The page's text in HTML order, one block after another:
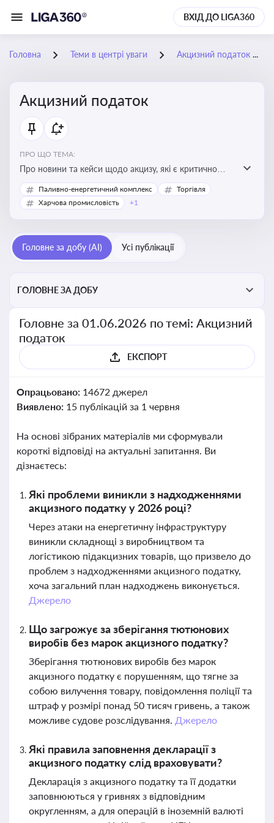
ВХІД ДО LIGA360
Головна Теми в центрі уваги Акцизний податок
Акцизний податок
ПРО ЩО ТЕМА:
Про новини та кейси щодо акцизу, які є критично
важливим для підприємств, які імпортують,
виробляють або реалізують підакцизну продукцію, з
Паливно-енергетичний комплекс
Торгівля
Харчова промисловість
+1
Головне за добу (AI) Усі публікації
ГОЛОВНЕ ЗА ДОБУ
Головне за 01.06.2026 по темі: Акцизний
податок
ЕКСПОРТ
Опрацьовано: 14672 джерел
Виявлено: 15 публікацій за 1 червня
На основі зібраних матеріалів ми сформували
короткі відповіді на актуальні запитання. Ви
дізнаєтесь:
Які проблеми виникли з надходженнями
акцизного податку у 2026 році?
Через атаки на енергетичну інфраструктуру
виникли складнощі з виробництвом та
логістикою підакцизних товарів, що призвело до
проблем з надходженнями акцизного податку,
хоча загальний план надходжень виконується.
Джерело
Що загрожує за зберігання тютюнових
виробів без марок акцизного податку?
Зберігання тютюнових виробів без марок
акцизного податку є порушенням, що тягне за
собою вилучення товару, повідомлення поліції та
штраф у розмірі понад 50 тисяч гривень, а також
можливе судове розслідування. Джерело
Які правила заповнення декларації з
акцизного податку слід враховувати?
Декларація з акцизного податку та її додатки
заповнюються у гривнях з відповідним
округленням, а для операцій в іноземній валюті